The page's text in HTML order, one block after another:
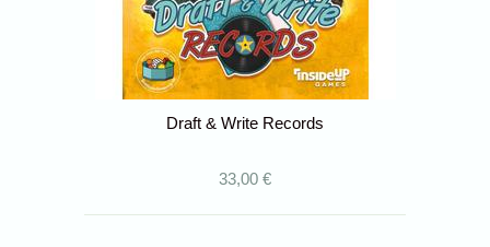
Draft & Write Records
33,00 €